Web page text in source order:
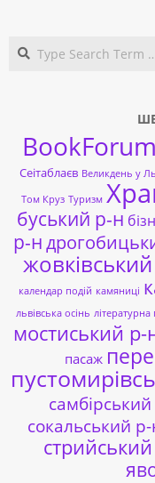
Сеітаблаєв Великдень у
Том Круз Туризм
буський р-н
р-н
календар подій камяниці
львівська осінь літературна
мостиський р-
пасаж
сокальський